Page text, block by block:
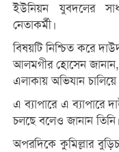
ইউনিয়ন যুবদলের
নেতাকর্মী।
বিষয়টি নিশ্চিত করে
আলমগীর হোসেন জানান,
এলাকায় অভিযান
এ ব্যাপারে এ ব্যাপারে
চলছে বলেও জানান তিনি।
অপরদিকে কুমিল্লার